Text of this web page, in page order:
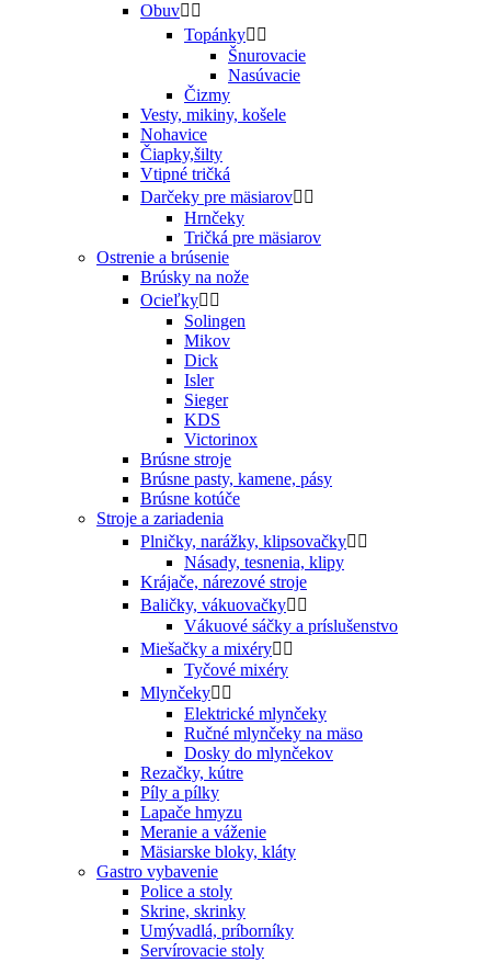
Obuv 
Topánky 
Šnurovacie
Nasúvacie
Čizmy
Vesty, mikiny, košele
Nohavice
Čiapky,šilty
Vtipné tričká
Darčeky pre mäsiarov 
Hrnčeky
Tričká pre mäsiarov
Ostrenie a brúsenie
Brúsky na nože
Ocieľky 
Solingen
Mikov
Dick
Isler
Sieger
KDS
Victorinox
Brúsne stroje
Brúsne pasty, kamene, pásy
Brúsne kotúče
Stroje a zariadenia
Plničky, narážky, klipsovačky 
Násady, tesnenia, klipy
Krájače, nárezové stroje
Baličky, vákuovačky 
Vákuové sáčky a príslušenstvo
Miešačky a mixéry 
Tyčové mixéry
Mlynčeky 
Elektrické mlynčeky
Ručné mlynčeky na mäso
Dosky do mlynčekov
Rezačky, kútre
Píly a pílky
Lapače hmyzu
Meranie a váženie
Mäsiarske bloky, kláty
Gastro vybavenie
Police a stoly
Skrine, skrinky
Umývadlá, príborníky
Servírovacie stoly